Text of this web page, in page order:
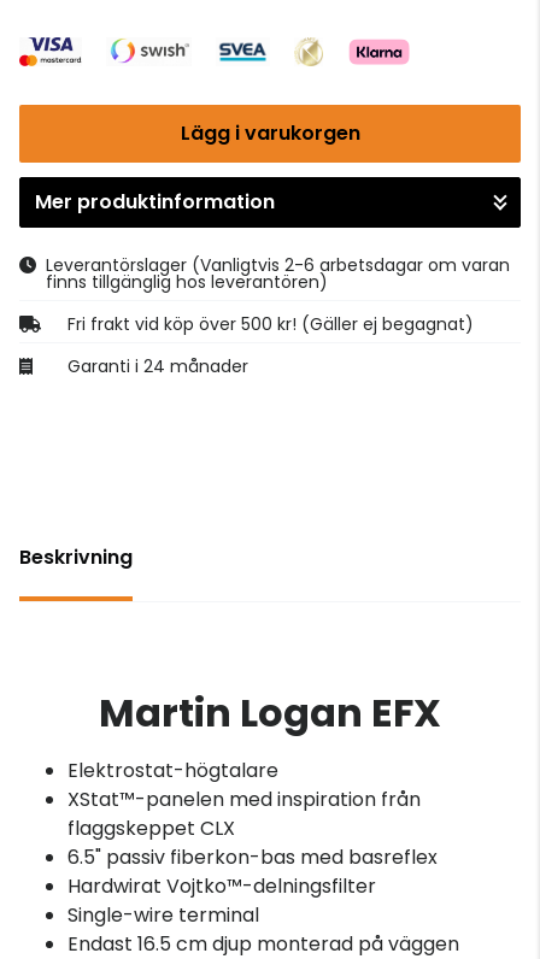
Lägg i varukorgen
Gå till kassan
Mer produktinformation
Leverantörslager (Vanligtvis 2-6 arbetsdagar om varan
finns tillgänglig hos leverantören)
Fri frakt vid köp över 500 kr! (Gäller ej begagnat)
Garanti i 24 månader
Beskrivning
Martin Logan EFX
Elektrostat-högtalare
XStat™-panelen med inspiration från
flaggskeppet CLX
6.5" passiv fiberkon-bas med basreflex
Hardwirat Vojtko™-delningsfilter
Single-wire terminal
Endast 16.5 cm djup monterad på väggen